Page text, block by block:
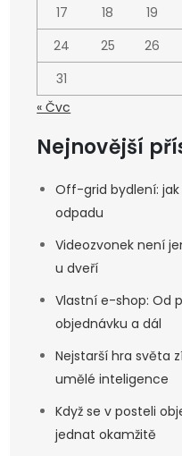
17
18 19
24
25 26
31
« Čvc
Nejnovější
Off-grid bydlení:
odpadu
Videozvonek není
u dveří
Vlastní e-shop: Od
objednávku a dál
Nejstarší hra světa
umělé inteligence
Když se v posteli
jednat okamžitě